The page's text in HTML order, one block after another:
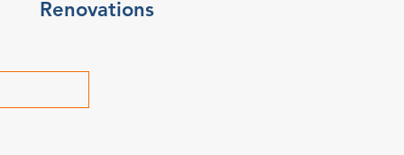
Renovations